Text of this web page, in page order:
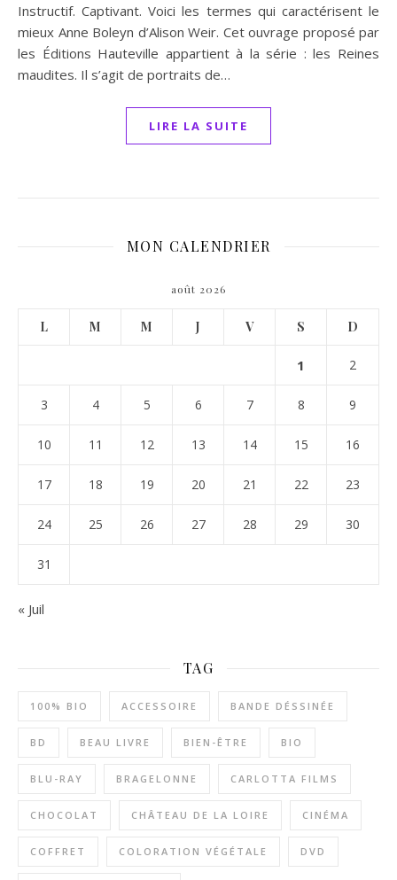
Instructif. Captivant. Voici les termes qui caractérisent le
mieux Anne Boleyn d’Alison Weir. Cet ouvrage proposé par
les Éditions Hauteville appartient à la série : les Reines
maudites. Il s’agit de portraits de…
LIRE LA SUITE
MON CALENDRIER
août 2026
L M M J V S D
1 2
3 4 5 6 7 8 9
10 11 12 13 14 15 16
17 18 19 20 21 22 23
24 25 26 27 28 29 30
31
« Juil
TAG
100% BIO ACCESSOIRE BANDE DÉSSINÉE
BD BEAU LIVRE BIEN-ÊTRE BIO
BLU-RAY BRAGELONNE CARLOTTA FILMS
CHOCOLAT CHÂTEAU DE LA LOIRE CINÉMA
COFFRET COLORATION VÉGÉTALE DVD